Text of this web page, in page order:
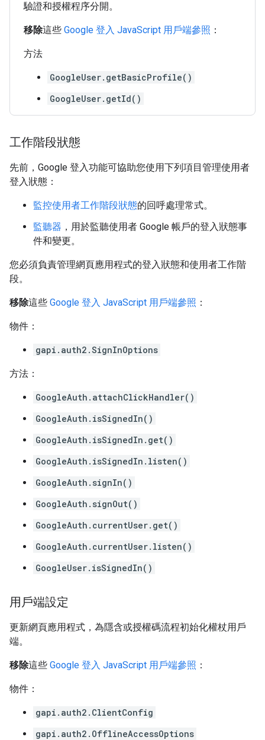
驗證和授權程序分開。
移除這些 Google 登入 JavaScript 用戶端參照 ：
方法
GoogleUser.getBasicProfile()
GoogleUser.getId()
工作階段狀態
先前，Google 登入功能可協助您使用下列項目管理使用者
登入狀態：
監控使用者工作階段狀態的回呼處理常式。
監聽器 ，用於監聽使用者 Google 帳戶的登入狀態事
件和變更。
您必須負責管理網頁應用程式的登入狀態和使用者工作階
段。
移除這些 Google 登入 JavaScript 用戶端參照 ：
物件：
gapi.auth2.SignInOptions
方法：
GoogleAuth.attachClickHandler()
GoogleAuth.isSignedIn()
GoogleAuth.isSignedIn.get()
GoogleAuth.isSignedIn.listen()
GoogleAuth.signIn()
GoogleAuth.signOut()
GoogleAuth.currentUser.get()
GoogleAuth.currentUser.listen()
GoogleUser.isSignedIn()
用戶端設定
更新網頁應用程式，為隱含或授權碼流程初始化權杖用戶
端。
移除這些 Google 登入 JavaScript 用戶端參照 ：
物件：
gapi.auth2.ClientConfig
gapi.auth2.OfflineAccessOptions